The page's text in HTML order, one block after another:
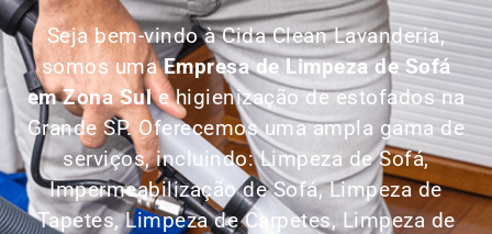
Seja bem-vindo à Cida Clean Lavanderia,
somos umaEmpresa de Limpeza de Sofá
em Zona Sule higienização de estofados na
Grande SP. Oferecemos uma ampla gama de
serviços, incluindo:Limpeza de Sofá,
Impermeabilização de Sofá, Limpeza de
Tapetes, Limpeza de Carpetes, Limpeza de